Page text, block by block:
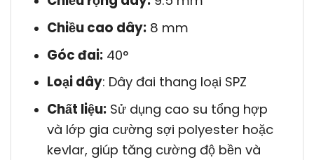
Chiều cao dây:8 mm
Góc đai:40°
Loại dây: Dây đai thang loại SPZ
Chất liệu:Sử dụng cao su tổng hợp
và lớp gia cường sợi polyester hoặc
kevlar, giúp tăng cường độ bền và